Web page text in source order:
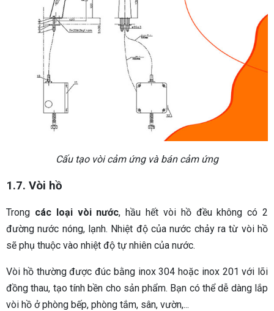
Cấu tạo vòi cảm ứng và bán cảm ứng
1.7. Vòi hồ
Trong các loại vòi nước, hầu hết vòi hồ đều không có 2
đường nước nóng, lạnh. Nhiệt độ của nước chảy ra từ vòi hồ
sẽ phụ thuộc vào nhiệt độ tự nhiên của nước.
Vòi hồ thường được đúc bằng inox 304 hoặc inox 201 với lõi
đồng thau, tạo tính bền cho sản phẩm. Bạn có thể dễ dàng lắp
vòi hồ ở phòng bếp, phòng tắm, sân, vườn,...